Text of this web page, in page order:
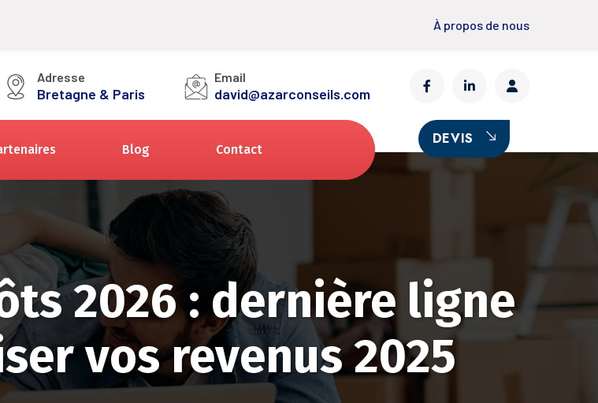
À propos de nous
Adresse
Bretagne & Paris
Email
david@azarconseils.com
Blog Contact
DEVIS
2026 : dernière ligne
vos revenus 2025